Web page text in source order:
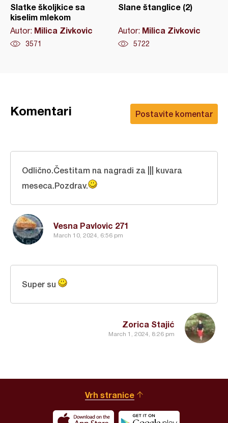
Slatke školjkice sa
kiselim mlekom
Autor: Milica Zivkovic
3571
Slane štanglice (2)
Autor: Milica Zivkovic
5722
Postavite komentar
Komentari
Vesna Pavlovic 271
March 10, 2024, 6:56 pm
Odlično.Čestitam na nagradi za ||| kuvara
meseca.Pozdrav.
Zorica Stajić
March 1, 2024, 8:26 pm
Super su
Vrh stranice